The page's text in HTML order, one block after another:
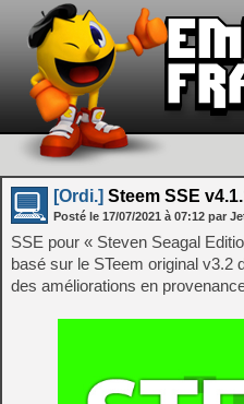
[Ordi.] Steem SSE
Posté le 17/07/2021 à 07:12 par
SSE pour « Steven Seagal
basé sur le STeem original v3.2
des améliorations en